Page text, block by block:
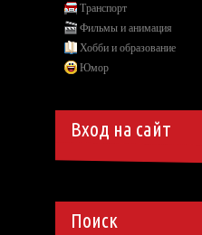
Транспорт
Фильмы и анимация
Хобби и образование
Юмор
Вход на сайт
Поиск